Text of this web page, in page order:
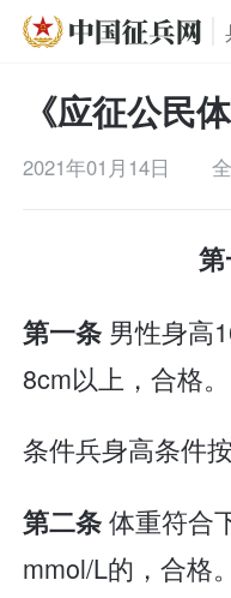
《应征公民
2021年01月14日
第一条 男性身高
8cm以上，合格。
条件兵身高条件
第二条体重符合
mmol/L的，合格。